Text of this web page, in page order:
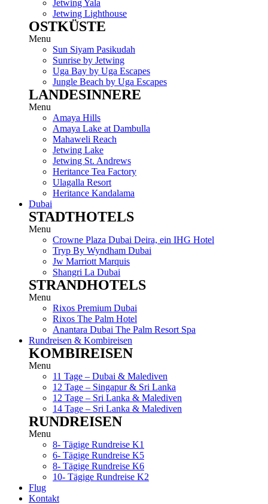
Jetwing Yala
Jetwing Lighthouse
OSTKÜSTE
Menu
Sun Siyam Pasikudah
Sunrise by Jetwing
Uga Bay by Uga Escapes
Jungle Beach by Uga Escapes
LANDESINNERE
Menu
Amaya Hills
Amaya Lake at Dambulla
Mahaweli Reach
Jetwing Lake
Jetwing St. Andrews
Heritance Tea Factory
Ulagalla Resort
Heritance Kandalama
Dubai
STADTHOTELS
Menu
Crowne Plaza Dubai Deira, ein IHG Hotel
Tryp By Wyndham Dubai
Jw Marriott Marquis
Shangri La Dubai
STRANDHOTELS
Menu
Rixos Premium Dubai
Rixos The Palm Hotel
Anantara Dubai The Palm Resort Spa
Rundreisen & Kombireisen
KOMBIREISEN
Menu
11 Tage – Dubai & Malediven
12 Tage – Singapur & Sri Lanka
12 Tage – Sri Lanka & Malediven
14 Tage – Sri Lanka & Malediven
RUNDREISEN
Menu
8- Tägige Rundreise K1
6- Tägige Rundreise K5
8- Tägige Rundreise K6
10- Tägige Rundreise K2
Flug
Kontakt